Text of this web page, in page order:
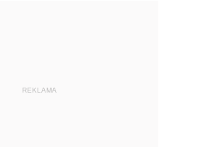
REKLAMA